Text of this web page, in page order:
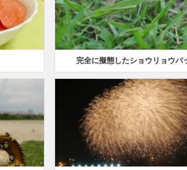
完全に擬態したショウリョウバ